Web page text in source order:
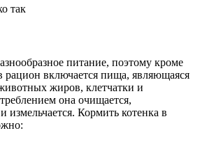
так
питание, поэтому кроме
рацион включается пища, являющаяся
жиров, клетчатки и
она очищается,
измельчается. Кормить котенка в